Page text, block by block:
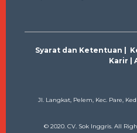
Syarat dan Ketentuan
Karir
Jl. Langkat, Pelem, Kec. Pare,
© 2020. CV. Sok Inggris. All